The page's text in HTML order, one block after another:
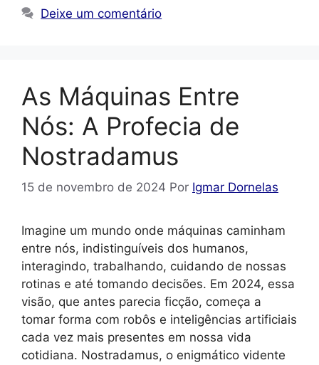
Deixe um comentário
As Máquinas Entre
Nós: A Profecia de
Nostradamus
15 de novembro de 2024 Por Igmar Dornelas
Imagine um mundo onde máquinas caminham
entre nós, indistinguíveis dos humanos,
interagindo, trabalhando, cuidando de nossas
rotinas e até tomando decisões. Em 2024, essa
visão, que antes parecia ficção, começa a
tomar forma com robôs e inteligências artificiais
cada vez mais presentes em nossa vida
cotidiana. Nostradamus, o enigmático vidente